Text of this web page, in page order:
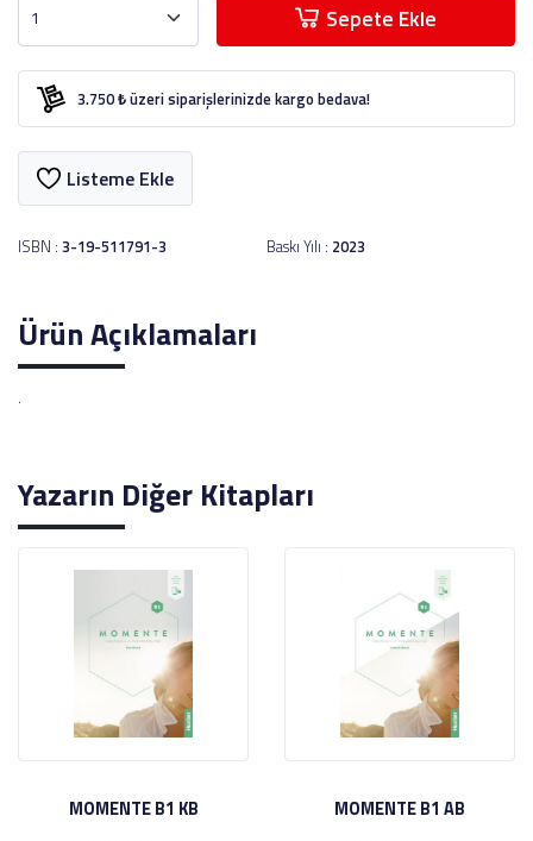
Sepete Ekle
3.750 ₺ üzeri siparişlerinizde kargo bedava!
Listeme Ekle
ISBN : 3-19-511791-3 Baskı Yılı : 2023
Ürün Açıklamaları
.
Yazarın Diğer Kitapları
MOMENTE B1 KB MOMENTE B1 AB